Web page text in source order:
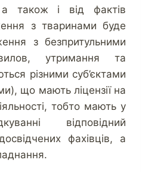
також і від фактів
з тваринами буде
з безпритульними
утримання та
різними суб’єктами
що мають ліцензії на
тобто мають у
відповідний
фахівців, а